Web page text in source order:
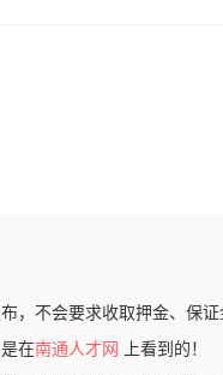
，不会要求收取押金、保证
在南通人才网
上看到的！